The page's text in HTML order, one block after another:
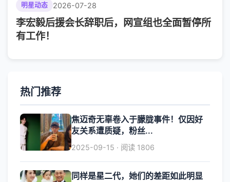
明星动态 2026-07-28
李宏毅后援会长辞职后，网宣组也全面暂停所
有工作！
热门推荐
焦迈奇无辜卷入于朦胧事件！仅因好
友关系遭质疑，粉丝...
2025-09-15 · 阅读 1806
同样是星二代，她们的差距如此明显